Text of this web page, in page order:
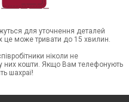
для уточнення деталей
це може тривати до 15 хвилин.
ніколи не
них кошти. Якщо Вам телефонують
шахраї!